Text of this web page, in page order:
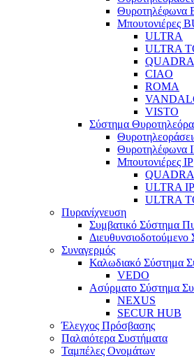
Θυροτηλέφωνα
Μπουτονιέρες
ULTRA
ULTRA
QUADRA
CIAO
ROMA
VISTO
Σύστημα
Θυροτηλέφωνα
Μπουτονιέρες IP
ULTRA IP
ULTRA
Πυρανίχνευση
Συμβατικό Σύστημα
Συναγερμός
Καλωδιακό Σύστημα
VEDO
Ασύρματο Σύστημα
NEXUS
SECUR HUB
Έλεγχος Πρόσβασης
Παλαιότερα Συστήματα
Ταμπέλες Ονομάτων